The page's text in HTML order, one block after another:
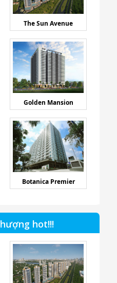
The Sun Avenue
Golden Mansion
Botanica Premier
hot!!!